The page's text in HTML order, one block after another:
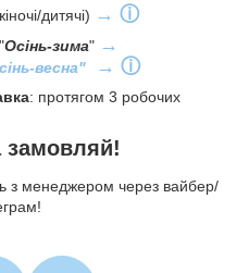
дитячі) → ⓘ
Осінь-зима" →
весна" → ⓘ
: протягом 3 робочих
замовляй!
з менеджером через вайбер/